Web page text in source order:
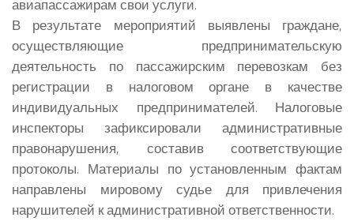
авиапассажирам свои услуги.
В результате мероприятий выявлены граждане,
осуществляющие предпринимательскую
деятельность по пассажирским перевозкам без
регистрации в налоговом органе в качестве
индивидуальных предпринимателей. Налоговые
инспекторы зафиксировали административные
правонарушения, составив соответствующие
протоколы. Материалы по установленным фактам
направлены мировому судье для привлечения
нарушителей к административной ответственности.